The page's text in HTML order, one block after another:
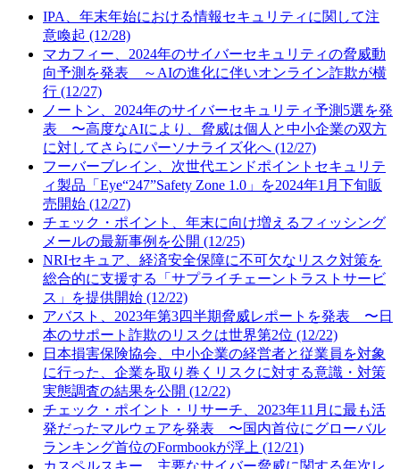
IPA、年末年始における情報セキュリティに関して注
意喚起 (12/28)
マカフィー、2024年のサイバーセキュリティの脅威動
向予測を発表 ～AIの進化に伴いオンライン詐欺が横
行 (12/27)
ノートン、2024年のサイバーセキュリティ予測5選を発
表 〜高度なAIにより、脅威は個人と中小企業の双方
に対してさらにパーソナライズ化へ (12/27)
フーバーブレイン、次世代エンドポイントセキュリテ
ィ製品「Eye“247”Safety Zone 1.0」を2024年1月下旬販
売開始 (12/27)
チェック・ポイント、年末に向け増えるフィッシング
メールの最新事例を公開 (12/25)
NRIセキュア、経済安全保障に不可欠なリスク対策を
総合的に支援する「サプライチェーントラストサービ
ス」を提供開始 (12/22)
アバスト、2023年第3四半期脅威レポートを発表 〜日
本のサポート詐欺のリスクは世界第2位 (12/22)
日本損害保険協会、中小企業の経営者と従業員を対象
に行った、企業を取り巻くリスクに対する意識・対策
実態調査の結果を公開 (12/22)
チェック・ポイント・リサーチ、2023年11月に最も活
発だったマルウェアを発表 〜国内首位にグローバル
ランキング首位のFormbookが浮上 (12/21)